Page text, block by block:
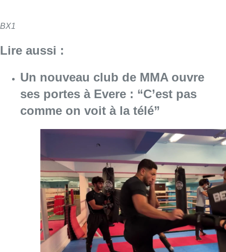
BX1
Lire aussi :
Un nouveau club de MMA ouvre
ses portes à Evere : “C’est pas
comme on voit à la télé”